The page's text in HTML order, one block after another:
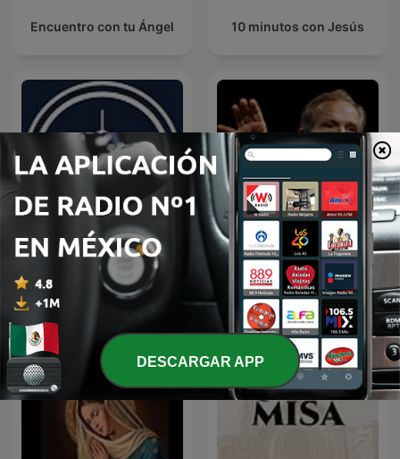
Encuentro con tu Ángel 10 minutos con Jesús
Predicaciones Cristianas
EL AMOR QUE VALE on
Oneplace.com
DESCARGAR APP